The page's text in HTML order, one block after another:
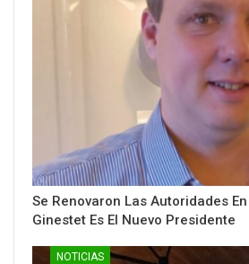
Se Renovaron Las Autoridades
Ginestet Es El Nuevo Presidente
NOTICIAS